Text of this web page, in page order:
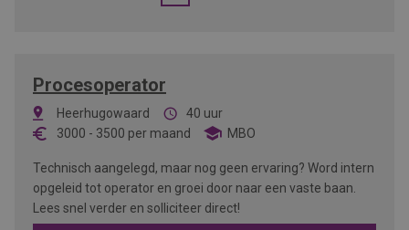
Procesoperator
Heerhugowaard
40 uur
3000 - 3500 per maand MBO
Technisch aangelegd, maar nog geen ervaring? Word intern
opgeleid tot operator en groei door naar een vaste baan.
Lees snel verder en solliciteer direct!